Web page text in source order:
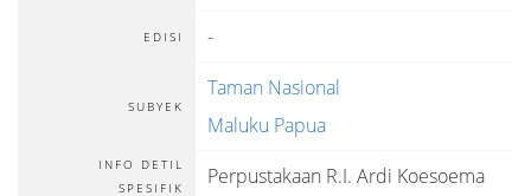
EDISI -
SUBYEK
Taman Nasional
Maluku Papua
INFO DETIL
SPESIFIK
Perpustakaan R.I. Ardi Koesoema